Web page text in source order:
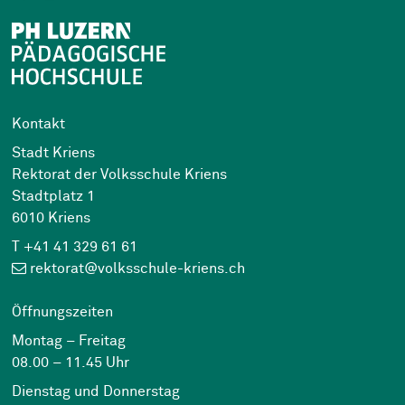
Kontakt
Stadt Kriens
Rektorat der Volksschule Kriens
Stadtplatz 1
6010 Kriens
T +41 41 329 61 61
rektorat@volksschule-kriens.ch
Öffnungszeiten
Montag – Freitag
08.00 – 11.45 Uhr
Dienstag und Donnerstag